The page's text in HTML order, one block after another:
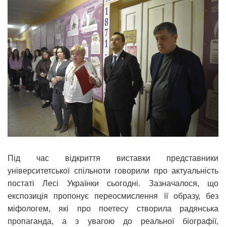
Під час відкриття виставки представники
університетської спільноти говорили про актуальність
постаті Лесі Українки сьогодні. Зазначалося, що
експозиція пропонує переосмислення її образу, без
міфологем, які про поетесу створила радянська
пропаганда, а з увагою до реальної біографії,